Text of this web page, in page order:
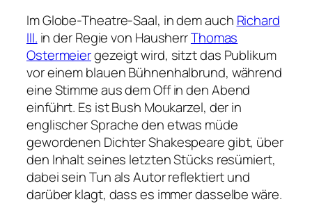
Im Globe-Theatre-Saal, in dem auch Richard
III. in der Regie von HausherrThomas
Ostermeiergezeigt wird, sitzt das Publikum
vor einem blauen Bühnenhalbrund, während
eine Stimme aus dem Off in den Abend
einführt. Es ist Bush Moukarzel, der in
englischer Sprache den etwas müde
gewordenen Dichter Shakespeare gibt, über
den Inhalt seines letzten Stücks resümiert,
dabei sein Tun als Autor reflektiert und
darüber klagt, dass es immer dasselbe wäre.